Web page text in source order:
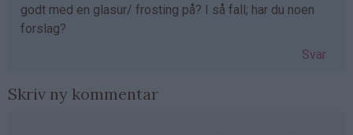
godt med en glasur/ frosting på? I så fall; har du noen
forslag?
Svar
Skriv ny kommentar